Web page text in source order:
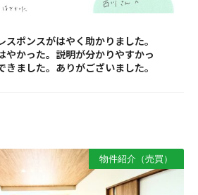
ポンスがはやく助かりました。
やかった。説明が分かりやすかっ
きました。ありがございました。
物件紹介（売買）